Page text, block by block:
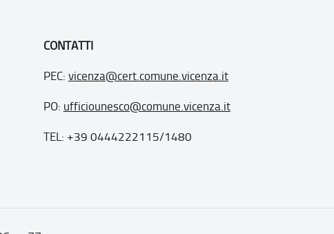
CONTATTI
PEC: vicenza@cert.comune.vicenza.it
PO: ufficiounesco@comune.vicenza.it
TEL: +39 0444222115/1480